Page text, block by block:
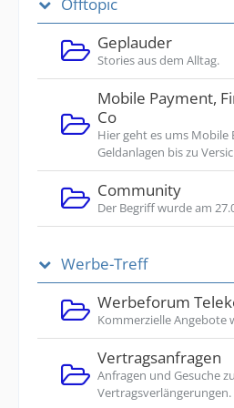
Geplauder
Stories aus dem Alltag.
Mobile Payment,
Co
Hier geht es ums
Geldanlagen bis zu
Community
Der Begriff wurde am
Werbe-Treff
Werbeforum
Kommerzielle Angebote
Vertragsanfragen
Anfragen und Gesuche
Vertragsverlängerungen.